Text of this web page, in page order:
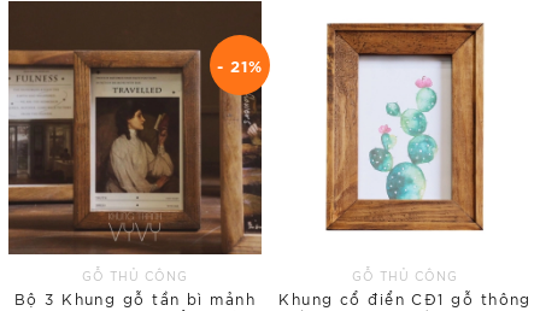
- 21%
GỖ THỦ CÔNG
Bộ 3 Khung gỗ tần bì mảnh
GỖ THỦ CÔNG
Khung cổ điển CĐ1 gỗ thông